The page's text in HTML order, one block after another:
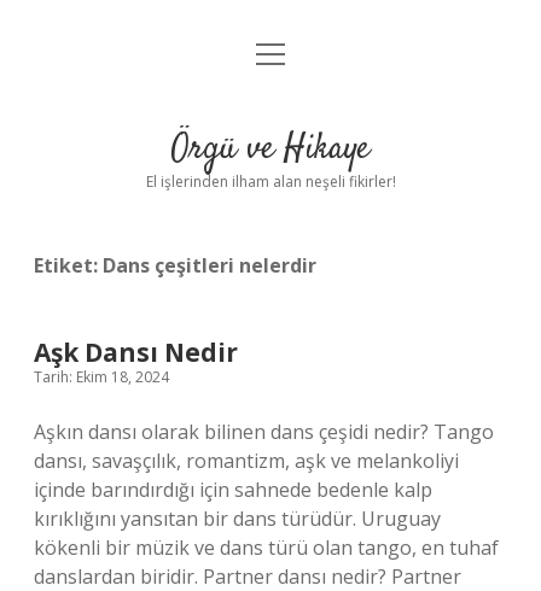
Anasayfa
Yasal Uyarı
menüyü
Örgü ve Hikaye
El işlerinden ilham alan neşeli fikirler!
Etiket: Dans çeşitleri nelerdir
Aşk Dansı Nedir
Tarih: Ekim 18, 2024
Aşkın dansı olarak bilinen dans çeşidi nedir? Tango
dansı, savaşçılık, romantizm, aşk ve melankoliyi
içinde barındırdığı için sahnede bedenle kalp
kırıklığını yansıtan bir dans türüdür. Uruguay
kökenli bir müzik ve dans türü olan tango, en tuhaf
danslardan biridir. Partner dansı nedir? Partner